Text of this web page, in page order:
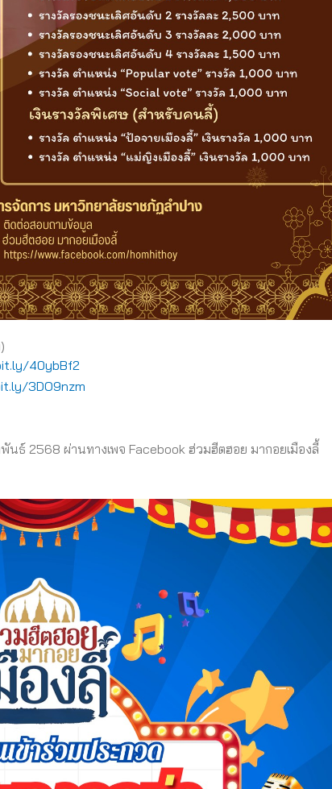
40ybBf2
3DO9nzm
นธ์ 2568 ผ่านทางเพจ Facebook ฮ่วมฮีตฮอย มากอยเมืองลี้